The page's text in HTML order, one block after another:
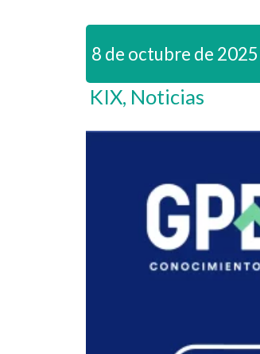
8 de octubre de 2025
KIX, Noticias